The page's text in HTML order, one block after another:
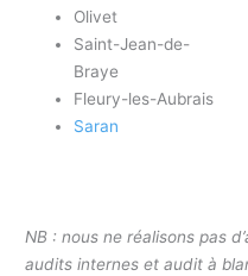
Olivet
Saint-Jean-de-
Braye
Fleury-les-Aubrais
Saran
NB : nous ne réalisons pas
audits internes et audit à